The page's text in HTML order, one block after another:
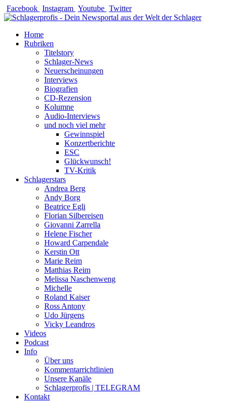
Zum
Inhalt
Facebook Instagram Youtube Twitter
Home
Rubriken
Titelstory
Schlager-News
Neuerscheinungen
Interviews
Biografien
CD-Rezension
Kolumne
Audio-Interviews
und noch viel mehr
Gewinnspiel
Konzertberichte
ESC
Glückwunsch!
TV-Kritik
Schlagerstars
Andrea Berg
Andy Borg
Beatrice Egli
Florian Silbereisen
Giovanni Zarrella
Helene Fischer
Howard Carpendale
Kerstin Ott
Marie Reim
Matthias Reim
Melissa Naschenweng
Michelle
Roland Kaiser
Ross Antony
Udo Jürgens
Vicky Leandros
Videos
Podcast
Info
Über uns
Kommentarrichtlinien
Unsere Kanäle
Schlagerprofis | TELEGRAM
Kontakt